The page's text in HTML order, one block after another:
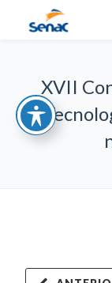
XVII